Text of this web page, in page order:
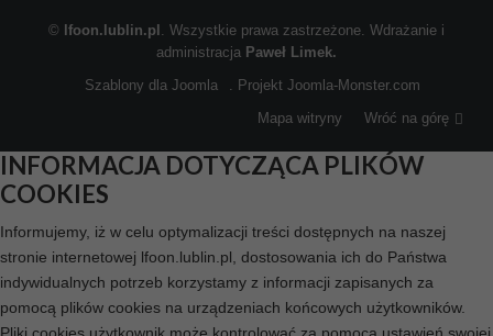
© lfoon.lublin.pl . Wszystkie prawa zastrzeżone. Wdrażanie i
administracja Paweł Limek.
Szablony dla Joomla
. Projekt Joomla-Monster.com
Mapa witryny
Wróć na górę
INFORMACJA DOTYCZĄCA PLIKÓW
COOKIES
Informujemy, iż w celu optymalizacji treści dostępnych na naszej
stronie internetowej lfoon.lublin.pl, dostosowania ich do Państwa
indywidualnych potrzeb korzystamy z informacji zapisanych za
pomocą plików cookies na urządzeniach końcowych użytkowników.